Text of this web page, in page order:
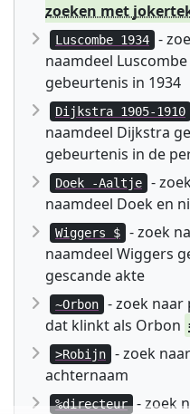
zoeken met
Luscombe 1934
-
naamdeel
gebeurtenis in 1934
Dijkstra 1905-1910
naamdeel Dijkstra
gebeurtenis in de
Doek -Aaltje
-
naamdeel Doek en
Wiggers $
- zoek
naamdeel Wiggers
gescande akte
~Orbon
- zoek naar
dat klinkt als Orbon
>Robijn
- zoek
achternaam
%directeur
- zoek